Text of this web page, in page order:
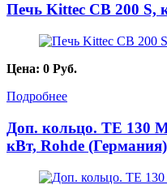
Печь Kittec СВ 200 S,
Цена: 0 Руб.
Подробнее
Доп. кольцо. TE 130
кВт, Rohde (Германия)